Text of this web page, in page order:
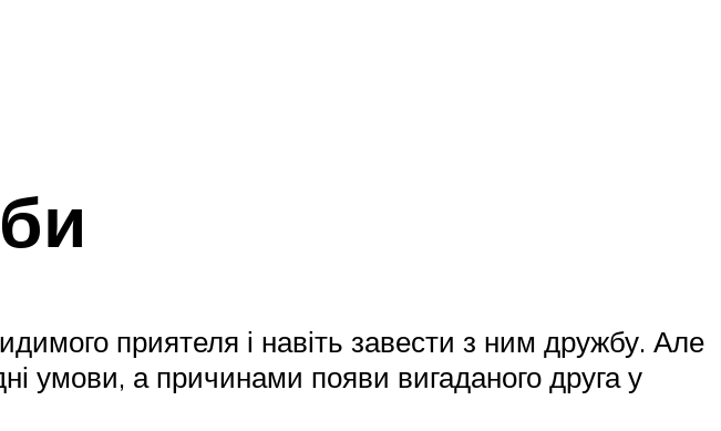
приятеля і навіть завести з ним дружбу. Але
умови, а причинами появи вигаданого друга у